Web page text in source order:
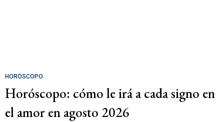
HORÓSCOPO
Horóscopo: cómo le irá a cada signo en
el amor en agosto 2026